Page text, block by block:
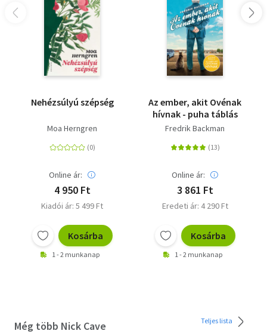
Nehézsúlyú szépség
Moa Herngren
Online ár:
4 950 Ft
Kiadói ár: 5 499 Ft
Kosárba
1 - 2 munkanap
Az ember, akit Ovénak
hívnak - puha táblás
Fredrik Backman
Online ár:
3 861 Ft
Eredeti ár: 4 290 Ft
Kosárba
1 - 2 munkanap
Még több Nick Cave Teljes lista